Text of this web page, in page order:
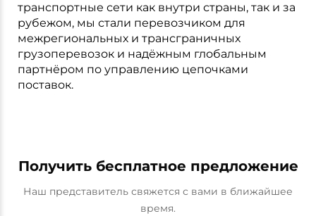
транспортные сети как внутри страны, так и за
рубежом, мы стали перевозчиком для
межрегиональных и трансграничных
грузоперевозок и надёжным глобальным
партнёром по управлению цепочками
поставок.
Получить бесплатное предложение
Наш представитель свяжется с вами в ближайшее
время.